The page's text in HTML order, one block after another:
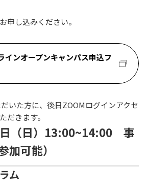
申し込みください。
ンオープンキャンパス申込フ
いた方に、後日ZOOMログインアクセ
だきます。
（日）13:00~14:00 事
加可能）
ム